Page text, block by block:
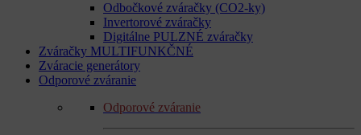
Odbočkové zváračky (CO2-ky)
Invertorové zváračky
Digitálne PULZNÉ zváračky
Zváračky MULTIFUNKČNÉ
Zváracie generátory
Odporové zváranie
Odporové zváranie